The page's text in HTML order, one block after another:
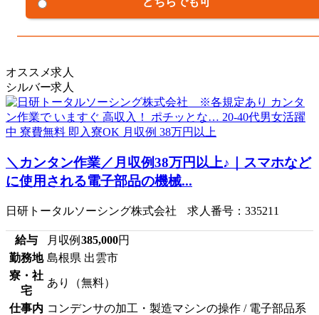
オススメ求人
シルバー求人
＼カンタン作業／月収例38万円以上♪｜スマホなど
に使用される電子部品の機械...
日研トータルソーシング株式会社 求人番号：335211
給与 月収例 385,000円
勤務地 島根県 出雲市
寮・社
宅
あり（無料）
仕事内 コンデンサの加工・製造マシンの操作 / 電子部品系